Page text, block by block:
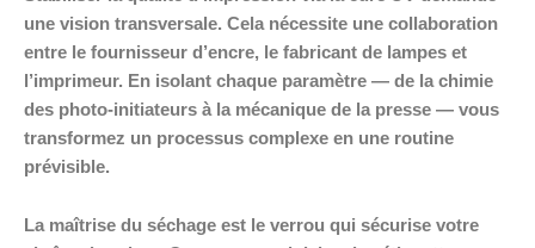
une vision transversale. Cela nécessite une collaboration
entre le fournisseur d’encre, le fabricant de lampes et
l’imprimeur. En isolant chaque paramètre — de la chimie
des photo-initiateurs à la mécanique de la presse — vous
transformez un processus complexe en une routine
prévisible.
La maîtrise du séchage est le verrou qui sécurise votre